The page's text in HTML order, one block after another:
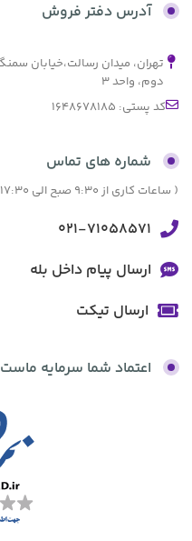
آدرس دفتر فروش
دوم، واحد ۳
کد پستی: 1648678185
شماره های تماس
( ساعات کاری از 9:30 صبح الی 17:30 و پنجشنبه از 10 الی 15)
021-71058571
ارسال پیام داخل بله
ارسال تیکت
اعتماد شما سرمایه ماست